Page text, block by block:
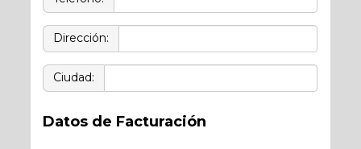
Dirección:
Ciudad:
Datos de Facturación